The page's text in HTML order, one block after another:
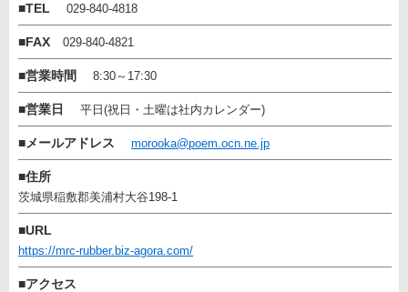
■TEL 029-840-4818
■FAX 029-840-4821
■営業時間 8:30～17:30
■営業日 平日(祝日・土曜は社内カレンダー)
■メールアドレス morooka@poem.ocn.ne.jp
■住所
茨城県稲敷郡美浦村大谷198-1
■URL
https://mrc-rubber.biz-agora.com/
■アクセス